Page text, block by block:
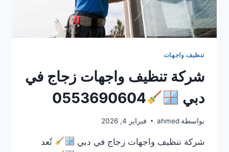
تنظيف واجهات
شركة تنظيف واجهات زجاج في
دبي
0553690604
بواسطة ahmed فبراير 4, 2026
شركة تنظيف واجهات زجاج في دبي
تُعد